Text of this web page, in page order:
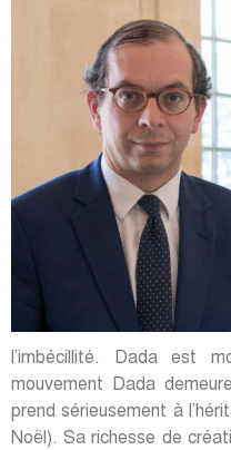
l’imbécillité. Dada est
mouvement Dada
prend sérieusement à
Noël). Sa richesse de